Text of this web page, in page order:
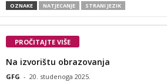
OZNAKE NATJECANJE STRANI JEZIK
PROČITAJTE VIŠE
Na izvorištu obrazovanja
GFG - 20. studenoga 2025.